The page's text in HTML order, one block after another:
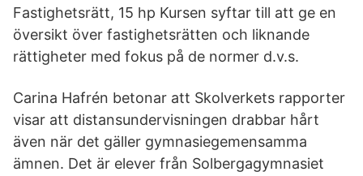
Fastighetsrätt, 15 hp Kursen syftar till att ge en
översikt över fastighetsrätten och liknande
rättigheter med fokus på de normer d.v.s.
Carina Hafrén betonar att Skolverkets rapporter
visar att distansundervisningen drabbar hårt
även när det gäller gymnasiegemensamma
ämnen. Det är elever från Solbergagymnasiet